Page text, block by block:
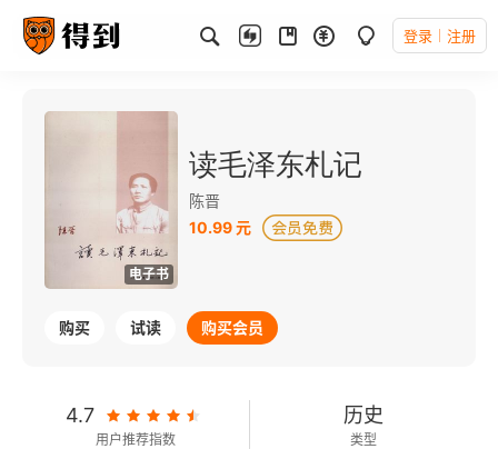
登录 注册
电子书
读毛泽东札记
陈晋
10.99 元
购买 试读 购买会员
4.7
用户推荐指数
历史
类型